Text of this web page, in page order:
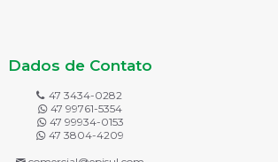
Dados de Contato
47 3434-0282
47 99761-5354
47 99934-0153
47 3804-4209